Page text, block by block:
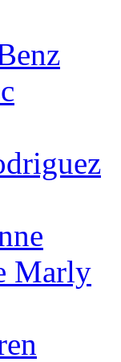
Marly